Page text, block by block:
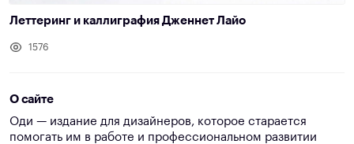
Леттеринг и каллиграфия Дженнет Лайо
1576
О сайте
Оди — издание для дизайнеров, которое старается
помогать им в работе и профессиональном развитии